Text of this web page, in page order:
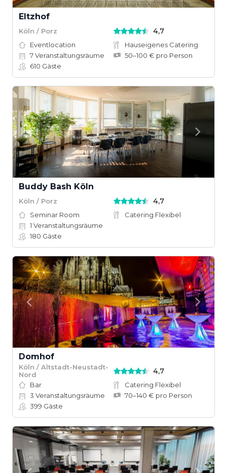
Eltzhof
Köln / Porz 4,7
Eventlocation
Hauseigenes Catering
7Veranstaltungsräume
50–100 € pro Person
610 Gäste
Buddy Bash Köln
Köln / Porz 4,7
Seminar Room
Catering Flexibel
1 Veranstaltungsräume
180 Gäste
Domhof
Köln / Altstadt-Neustadt-
Nord
4,7
Bar
Catering Flexibel
3 Veranstaltungsräume
70–140 € pro Person
399 Gäste